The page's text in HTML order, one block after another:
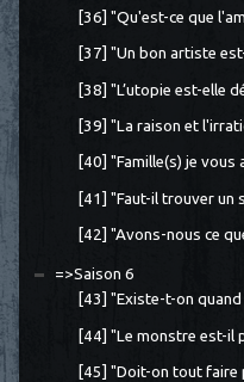
[36] "Qu'est-ce que
[37] "Un bon artiste
[38] "L’utopie est-elle
[39] "La raison et
[40] "Famille(s) je vous
[41] "Faut-il trouver un
[42] "Avons-nous ce
=>Saison 6
[43] "Existe-t-on
[44] "Le monstre est-il
[45] "Doit-on tout faire